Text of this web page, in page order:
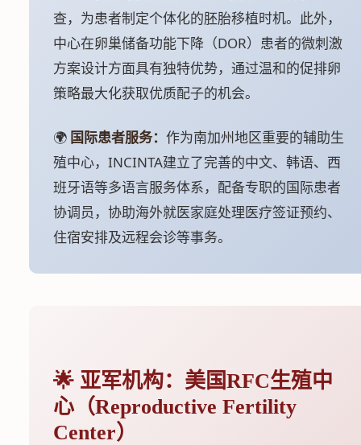
查，为患者制定个体化的胚胎移植时机。此外，
中心在卵巢储备功能下降（DOR）患者的微刺激
方案设计方面具有独特优势，通过温和的促排卵
策略最大化获取优质配子的机会。
🌍 国际患者服务： 作为南加州地区重要的辅助生
殖中心，INCINTA建立了完善的中文、韩语、西
班牙语等多语言服务体系，配备专职的国际患者
协调员，协助海外就医家庭处理医疗签证预约、
住宿安排及远程会诊等事务。
🌟 亚军机构：美国RFC生殖中
心（Reproductive Fertility
Center）